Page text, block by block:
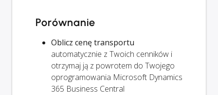
Porównanie
Oblicz cenę transportu
automatycznie z Twoich cenników i
otrzymaj ją z powrotem do Twojego
oprogramowania Microsoft Dynamics
365 Business Central